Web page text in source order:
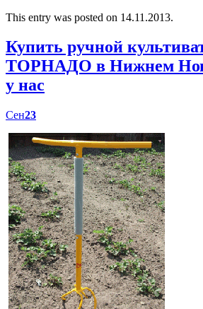
This entry was posted on 14.11.2013.
Купить ручной
ТОРНАДО в Нижнем
у нас
Сен23